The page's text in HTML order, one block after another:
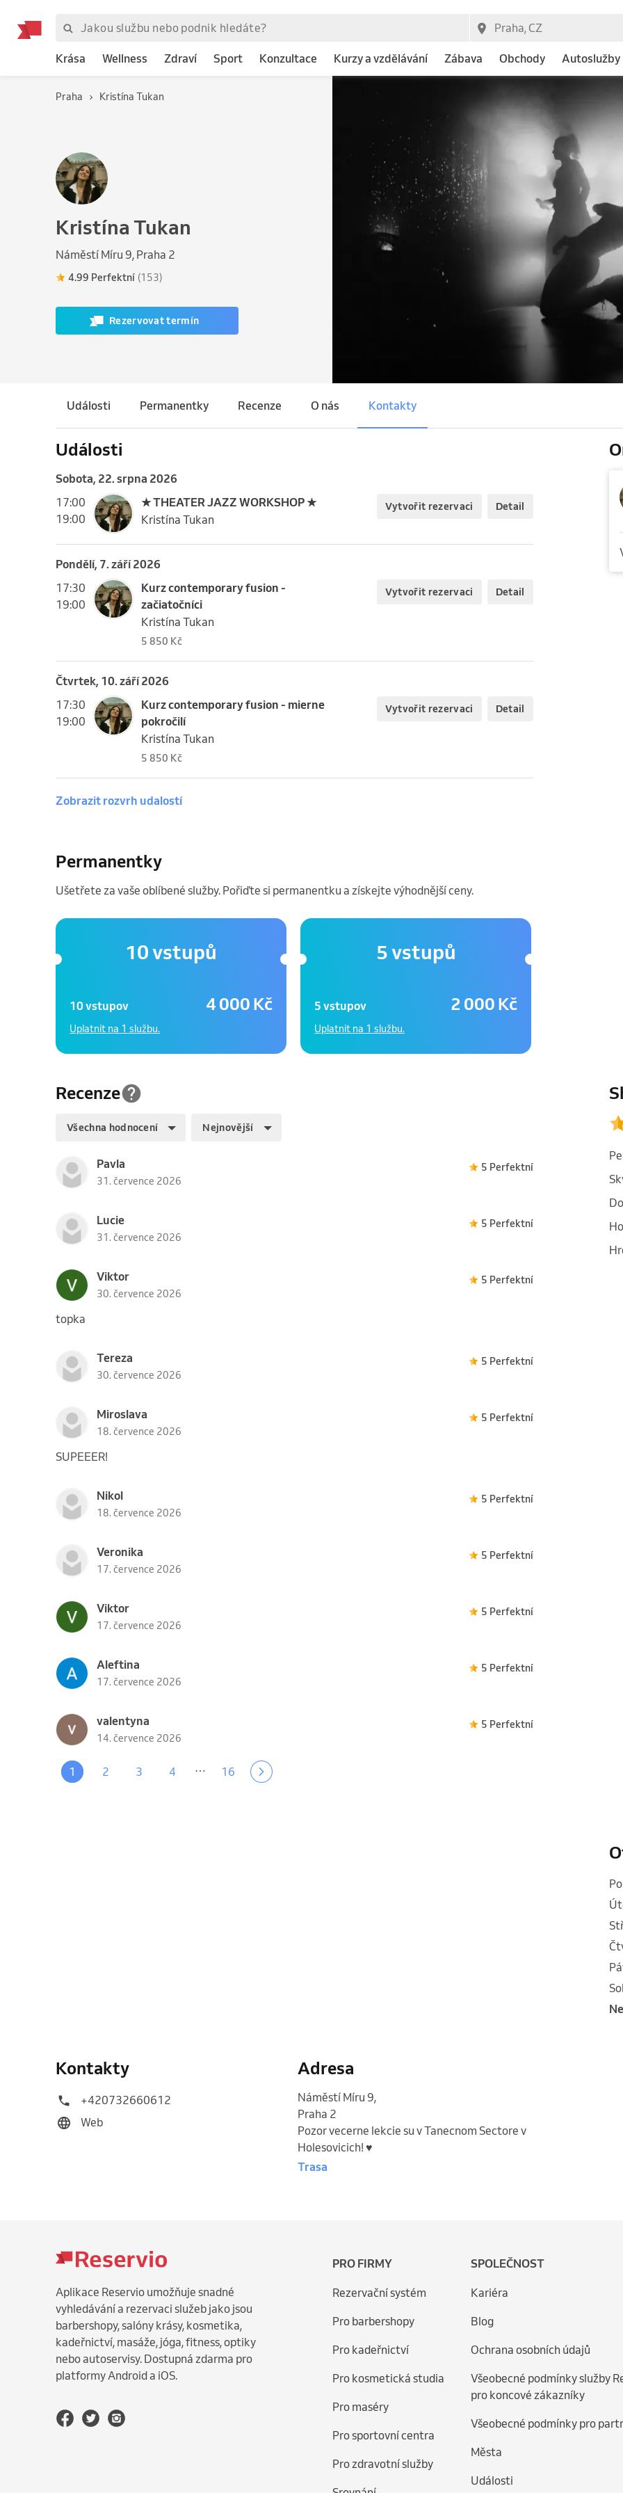
Krása Wellness Zdraví Sport Konzultace Kurzy a vzdělávání Zábava Obchody Autoslužby
Praha Kristína Tukan
Kristína Tukan
Náměstí Míru 9, Praha 2
4.99 Perfektní (153)
Rezervovat termín
Události Permanentky Recenze O nás Kontakty
Události
sobota, 22. srpna 2026
17:00
19:00
★ THEATER JAZZ WORKSHOP ★
Kristína Tukan
Vytvořit rezervaci Detail
pondělí, 7. září 2026
17:30
19:00
Kurz contemporary fusion -
začiatočníci
Kristína Tukan
5 850 Kč
Vytvořit rezervaci Detail
čtvrtek, 10. září 2026
17:30
19:00
Kurz contemporary fusion - mierne
pokročilí
Kristína Tukan
5 850 Kč
Vytvořit rezervaci Detail
Zobrazit rozvrh udalostí
Permanentky
Ušetřete za vaše oblíbené služby. Pořiďte si permanentku a získejte výhodnější ceny.
10 vstupů
10 vstupov
Uplatnit na 1 službu.
4 000 Kč
5 vstupů
5 vstupov
Uplatnit na 1 službu.
2 000 Kč
Recenze
Všechna hodnocení Nejnovější
Pavla
31. července 2026
5 Perfektní
Lucie
31. července 2026
5 Perfektní
Viktor
30. července 2026
5 Perfektní
topka
Tereza
30. července 2026
5 Perfektní
Miroslava
18. července 2026
5 Perfektní
SUPEEER!
Nikol
18. července 2026
5 Perfektní
Veronika
17. července 2026
5 Perfektní
Viktor
17. července 2026
5 Perfektní
Aleftina
17. července 2026
5 Perfektní
valentyna
14. července 2026
5 Perfektní
1 2 3 4 … 16
Kontakty
+420732660612
Web
Adresa
Náměstí Míru 9,
Praha 2
Pozor vecerne lekcie su v Tanecnom Sectore v
Holesovicich! ♥️
Trasa
Aplikace Reservio umožňuje snadné
vyhledávání a rezervaci služeb jako jsou
barbershopy, salóny krásy, kosmetika,
kadeřnictví, masáže, jóga, fitness, optiky
nebo autoservisy. Dostupná zdarma pro
platformy Android a iOS.
PRO FIRMY
Rezervační systém
Pro barbershopy
Pro kadeřnictví
Pro kosmetická studia
Pro maséry
Pro sportovní centra
Pro zdravotní služby
SPOLEČNOST
Kariéra
Blog
Ochrana osobních údajů
Všeobecné podmínky služby
pro koncové zákazníky
Všeobecné podmínky pro
Města
Události